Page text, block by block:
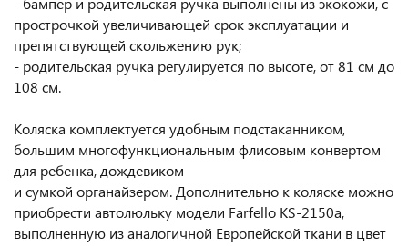
прострочкой увеличивающей срок эксплуатации и
препятствующей скольжению рук;
- родительская ручка регулируется по высоте, от 81 см до
108 см.
Коляска комплектуется удобным подстаканником,
большим многофункциональным флисовым конвертом
для ребенка, дождевиком
и сумкой органайзером. Дополнительно к коляске можно
приобрести автолюльку модели Farfello KS-2150a,
выполненную из аналогичной Европейской ткани в цвет